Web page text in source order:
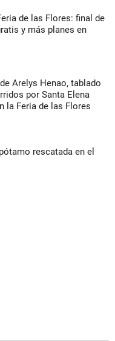
de las Flores: final de
y más planes en
Arelys Henao, tablado
por Santa Elena
la Feria de las Flores
rescatada en el